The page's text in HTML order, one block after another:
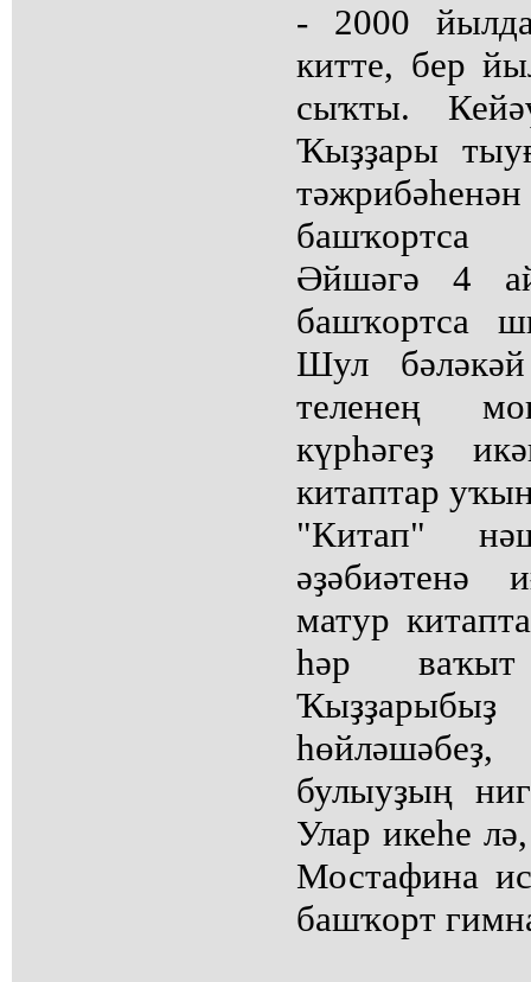
- 2000
китте, бер
сыҡты.
Ҡыҙҙары
башҡортса
Әйшәгә 4
башҡортса
Шул
теленең
күрһәгеҙ
китаптар
"Китап"
әҙәбиәтенә
матур
һәр
булыуҙың
Улар икеһе
Мостафина
башҡорт